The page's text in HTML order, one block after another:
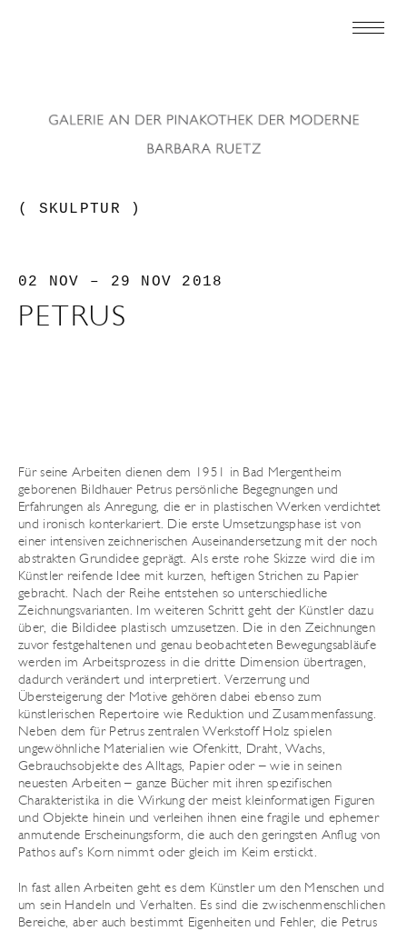
( SKULPTUR )
02 NOV – 29 NOV 2018
PETRUS
Für seine Arbeiten dienen dem 1951 in Bad Mergentheim
geborenen Bildhauer Petrus persönliche Begegnungen und
Erfahrungen als Anregung, die er in plastischen Werken verdichtet
und ironisch konterkariert. Die erste Umsetzungsphase ist von
einer intensiven zeichnerischen Auseinandersetzung mit der noch
abstrakten Grundidee geprägt. Als erste rohe Skizze wird die im
Künstler reifende Idee mit kurzen, heftigen Strichen zu Papier
gebracht. Nach der Reihe entstehen so unterschiedliche
Zeichnungsvarianten. Im weiteren Schritt geht der Künstler dazu
über, die Bildidee plastisch umzusetzen. Die in den Zeichnungen
zuvor festgehaltenen und genau beobachteten Bewegungsabläufe
werden im Arbeitsprozess in die dritte Dimension übertragen,
dadurch verändert und interpretiert. Verzerrung und
Übersteigerung der Motive gehören dabei ebenso zum
künstlerischen Repertoire wie Reduktion und Zusammenfassung.
Neben dem für Petrus zentralen Werkstoff Holz spielen
ungewöhnliche Materialien wie Ofenkitt, Draht, Wachs,
Gebrauchsobjekte des Alltags, Papier oder – wie in seinen
neuesten Arbeiten – ganze Bücher mit ihren spezifischen
Charakteristika in die Wirkung der meist kleinformatigen Figuren
und Objekte hinein und verleihen ihnen eine fragile und ephemer
anmutende Erscheinungsform, die auch den geringsten Anflug von
Pathos auf’s Korn nimmt oder gleich im Keim erstickt.
In fast allen Arbeiten geht es dem Künstler um den Menschen und
um sein Handeln und Verhalten. Es sind die zwischenmenschlichen
Bereiche, aber auch bestimmt Eigenheiten und Fehler, die Petrus